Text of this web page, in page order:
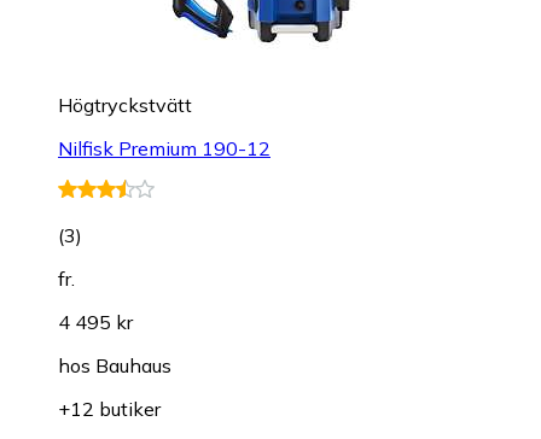
Högtryckstvätt
Nilfisk Premium 190-12
(3)
fr.
4 495 kr
hos Bauhaus
+12 butiker